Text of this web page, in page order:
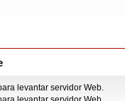
levantar servidor Web.